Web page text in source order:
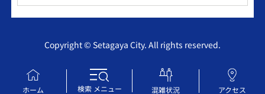
ホーム 検索メニュー 混雑状況 アクセス
Copyright © Setagaya City. All rights reserved.